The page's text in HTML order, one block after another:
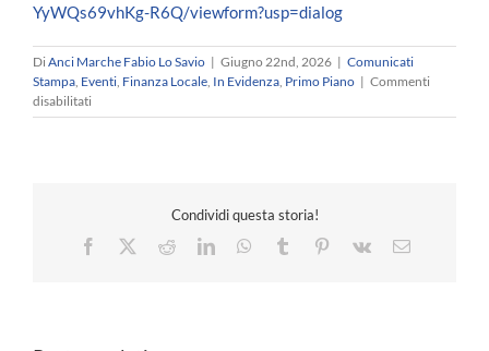
YyWQs69vhKg-R6Q/viewform?usp=dialog
DiAnci Marche Fabio Lo Savio | Giugno 22nd, 2026 | Comunicati
Stampa Eventi Finanza Locale In Evidenza Primo Piano | Commenti
disabilitatisu
FORMAZIONE
Pubbliche
Amministrazioni
Condividi questa storia!
Facebook
RedditLinkedInWhatsApp
Tumblr Pinterest
Vk Email